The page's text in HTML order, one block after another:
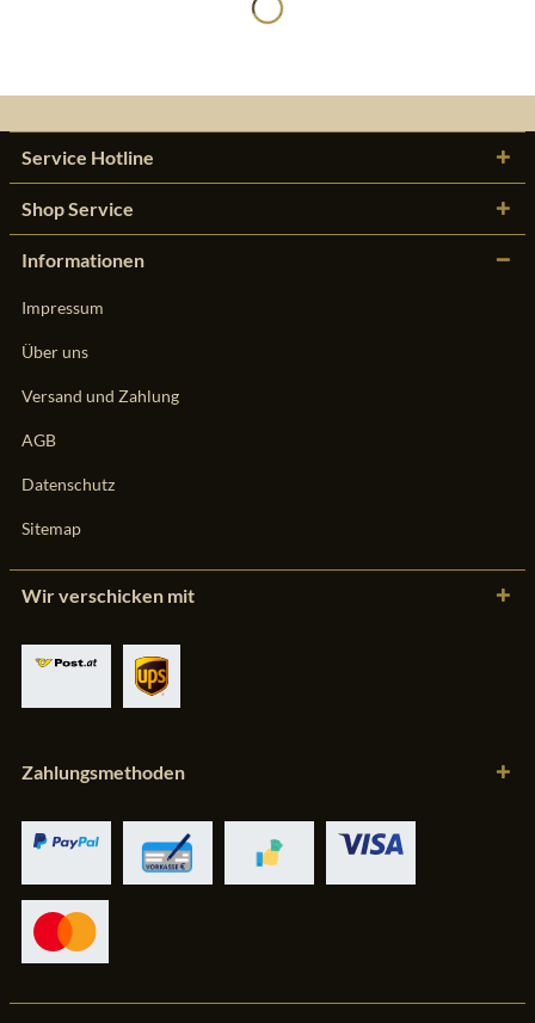
Service Hotline
Shop Service
Informationen
Impressum
Über uns
Versand und Zahlung
AGB
Datenschutz
Sitemap
Wir verschicken mit
Zahlungsmethoden